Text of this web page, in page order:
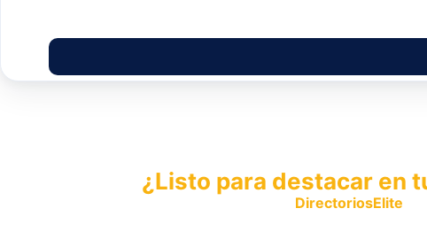
¿Listo para destacar en
DirectoriosElite